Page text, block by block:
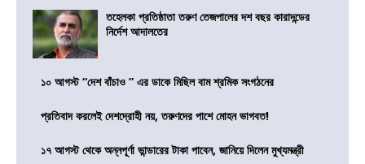
তহেলকা প্রতিষ্ঠাতা তরুণ তেজপালের দশ বছর কারাদন্ডের
নির্দেশ আদালতের
১০ আগস্ট “দেশ বাঁচাও ” এর ডাকে মিছিল বাম শ্রমিক সংগঠনের
প্রতিবাদ করলেই দেশদ্রোহী নয়, তরুণদের পাশে মোহন ভাগবত!
১৭ আগস্ট থেকে অন্নপূর্ণা ভান্ডারের টাকা পাবেন, জানিয়ে দিলেন মুখ্যমন্ত্রী